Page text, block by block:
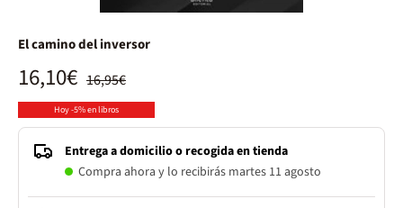
El camino del inversor
16,95€
16,10€
Hoy -5% en libros
Entrega a domicilio o recogida en tienda
Compra ahora y lo recibirás martes 11 agosto